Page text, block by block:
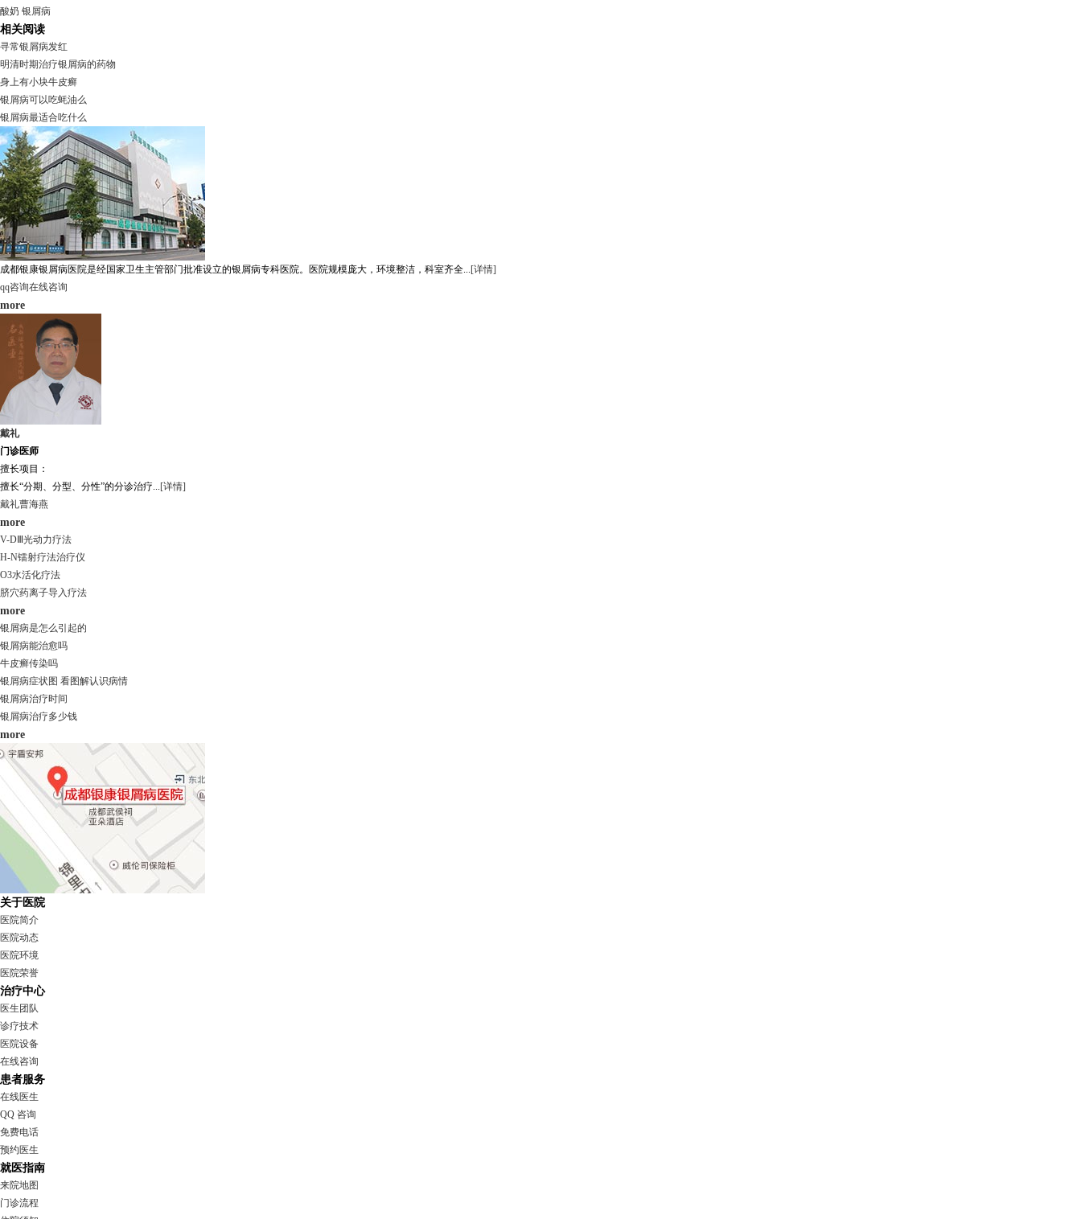
酸奶 银屑病
相关阅读
寻常银屑病发红
明清时期治疗银屑病的药物
身上有小块牛皮癣
银屑病可以吃蚝油么
银屑病最适合吃什么
成都银康银屑病医院是经国家卫生主管部门批准设立的银屑病专科医院。医院规模庞大，环境整洁，科室齐全...[详情]
qq咨询在线咨询
more
戴礼
门诊医师
擅长项目：
擅长“分期、分型、分性”的分诊治疗...[详情]
戴礼曹海燕
more
V-DⅢ光动力疗法
H-N镭射疗法治疗仪
O3水活化疗法
脐穴药离子导入疗法
more
银屑病是怎么引起的
银屑病能治愈吗
牛皮癣传染吗
银屑病症状图 看图解认识病情
银屑病治疗时间
银屑病治疗多少钱
more
关于医院
医院简介
医院动态
医院环境
医院荣誉
治疗中心
医生团队
诊疗技术
医院设备
在线咨询
患者服务
在线医生
QQ 咨询
免费电话
预约医生
就医指南
来院地图
门诊流程